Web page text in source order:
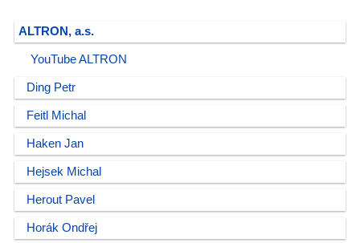
ALTRON, a.s.
YouTube ALTRON
Ding Petr
Feitl Michal
Haken Jan
Hejsek Michal
Herout Pavel
Horák Ondřej